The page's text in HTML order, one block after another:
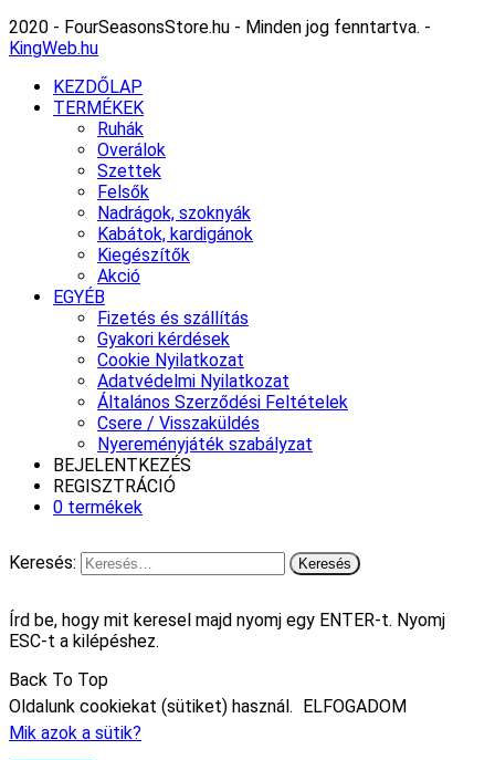
2020 - FourSeasonsStore.hu - Minden jog fenntartva. -
KingWeb.hu
KEZDŐLAP
TERMÉKEK
Ruhák
Overálok
Szettek
Felsők
Nadrágok, szoknyák
Kabátok, kardigánok
Kiegészítők
Akció
EGYÉB
Fizetés és szállítás
Gyakori kérdések
Cookie Nyilatkozat
Adatvédelmi Nyilatkozat
Általános Szerződési Feltételek
Csere / Visszaküldés
Nyereményjáték szabályzat
BEJELENTKEZÉS
REGISZTRÁCIÓ
0 termékek
Keresés:
Írd be, hogy mit keresel majd nyomj egy ENTER-t. Nyomj
ESC-t a kilépéshez.
Back To Top
Oldalunk cookiekat (sütiket) használ.
ELFOGADOM
Mik azok a sütik?